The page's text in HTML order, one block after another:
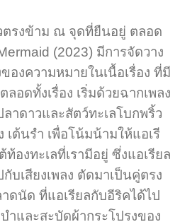
งข้าม ณ จุดที่ยืนอยู่ ตลอด
(2023) มีการจัดวาง
องความหมายในเนื้อเรื่อง ที่มี
อดทั้งเรื่อง เริ่มด้วยฉากเพลง
าดาวและสัตว์ทะเลโบกพริ้ว
เต้นรำ เพื่อโน้มน้ามให้แอเรี
องทะเลที่เรามีอยู่ ซึ่งแอเรียล
บเสียงเพลง ตัดมาเป็นคู่ตรง
นัด ที่แอเรียลกับอีริคได้ไป
ำและสะบัดผ้ากระโปรงของ